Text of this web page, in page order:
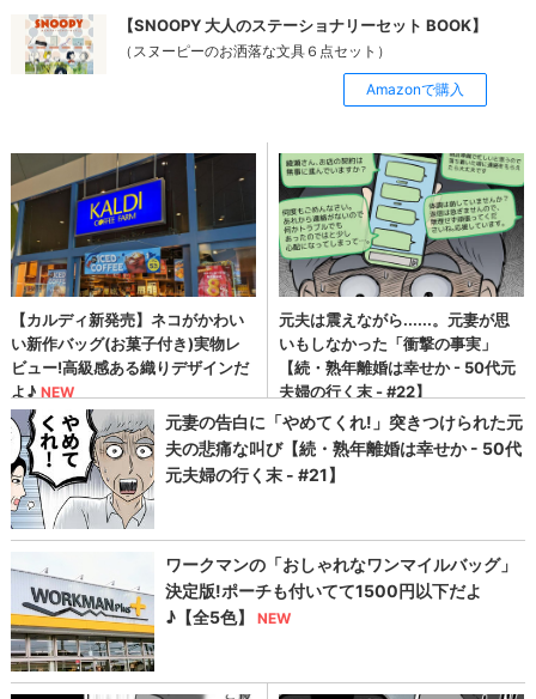
【SNOOPY 大人のステーショナリーセット BOOK】
（スヌーピーのお洒落な文具６点セット）
Amazonで購入